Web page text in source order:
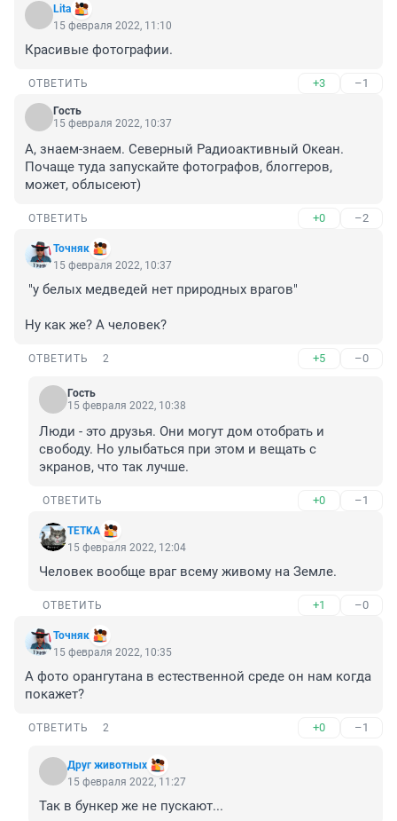
Lita
15 февраля 2022, 11:10
Красивые фотографии.
ОТВЕТИТЬ +3 –1
Гость
15 февраля 2022, 10:37
А, знаем-знаем. Северный Радиоактивный Океан.
Почаще туда запускайте фотографов, блоггеров,
может, облысеют)
ОТВЕТИТЬ +0 –2
Точняк
15 февраля 2022, 10:37
"у белых медведей нет природных врагов"
Ну как же? А человек?
ОТВЕТИТЬ 2 +5 –0
Гость
15 февраля 2022, 10:38
Люди - это друзья. Они могут дом отобрать и
свободу. Но улыбаться при этом и вещать с
экранов, что так лучше.
ОТВЕТИТЬ +0 –1
TETKA
15 февраля 2022, 12:04
Человек вообще враг всему живому на Земле.
ОТВЕТИТЬ +1 –0
Точняк
15 февраля 2022, 10:35
А фото орангутана в естественной среде он нам когда
покажет?
ОТВЕТИТЬ 2 +0 –1
Друг животных
15 февраля 2022, 11:27
Так в бункер же не пускают...